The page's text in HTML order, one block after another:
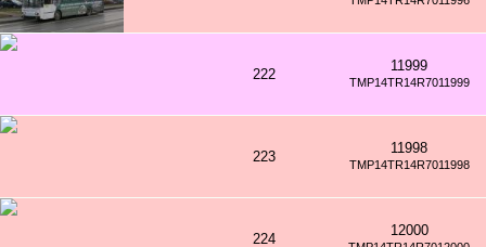
222
11999
TMP14TR14R7011999
223
11998
TMP14TR14R7011998
224
12000